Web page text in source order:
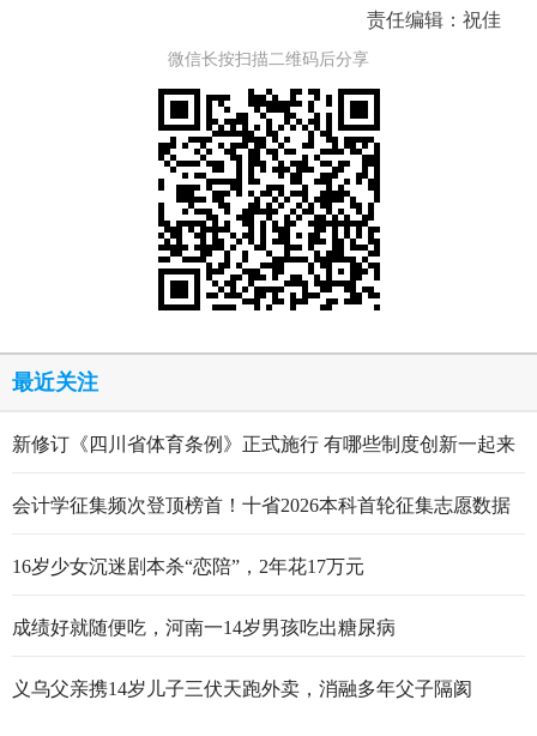
责任编辑：祝佳
微信长按扫描二维码后分享
最近关注
新修订《四川省体育条例》正式施行 有哪些制度创新一起来
会计学征集频次登顶榜首！十省2026本科首轮征集志愿数据
16岁少女沉迷剧本杀“恋陪”，2年花17万元
成绩好就随便吃，河南一14岁男孩吃出糖尿病
义乌父亲携14岁儿子三伏天跑外卖，消融多年父子隔阂